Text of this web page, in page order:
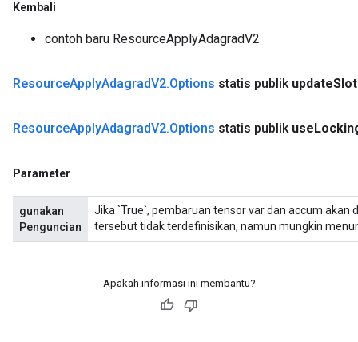
Kembali
contoh baru ResourceApplyAdagradV2
ResourceApplyAdagradV2.Options statis publik update
ResourceApplyAdagradV2.Options statis publik use
Parameter
gunakan
Penguncian
Jika `True`, pembaruan tensor var dan accum akan
tersebut tidak terdefinisikan, namun mungkin
Apakah informasi ini membantu?